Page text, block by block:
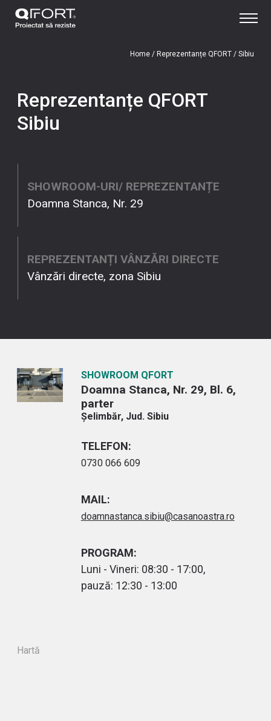
Home/ Reprezentanțe QFORT/ Sibiu
Reprezentanțe QFORT
Sibiu
SHOWROOM-URI/ REPREZENTANȚE
Doamna Stanca, Nr. 29
REPREZENTANȚI VÂNZĂRI DIRECTE
Vânzări directe, zona Sibiu
SHOWROOM QFORT
Doamna Stanca, Nr. 29, Bl. 6,
parter
Șelimbăr, Jud. Sibiu
TELEFON:
0730 066 609
MAIL:
doamnastanca.sibiu@casanoastra.ro
PROGRAM:
Luni - Vineri: 08:30 - 17:00,
pauză: 12:30 - 13:00
Hartă